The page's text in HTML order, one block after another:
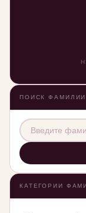
ПОИСК ФАМИЛИИ
КАТЕГОРИИ